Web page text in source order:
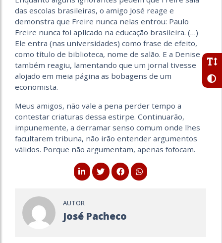
das escolas brasileiras, o amigo José reage e
demonstra que Freire nunca nelas entrou: Paulo
Freire nunca foi aplicado na educação brasileira. (…)
Ele entra (nas universidades) como frase de efeito,
como título de biblioteca, nome de salão. E a Denise
também reagiu, lamentando que um jornal tivesse
alojado em meia página as bobagens de um
economista.
Meus amigos, não vale a pena perder tempo a
contestar criaturas dessa estirpe. Continuarão,
impunemente, a derramar senso comum onde lhes
facultarem tribuna, não irão entender argumentos
válidos. Porque não argumentam, apenas fofocam.
AUTOR
José Pacheco